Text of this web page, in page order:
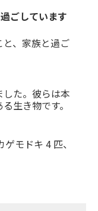
ごしています
、家族と過ご
た。彼らは本
生き物です。
モドキ 4 匹、